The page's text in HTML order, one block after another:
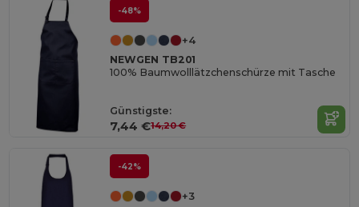
-48%
+4
NEWGEN TB201
100% Baumwolllätzchenschürze mit Tasche
Günstigste:
7,44 €14,20 €
-42%
+3